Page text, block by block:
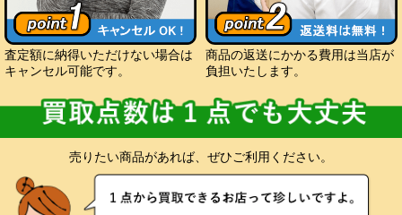
査定額に納得いただけない場合は
キャンセル可能です。
商品の返送にかかる費用は当店が
負担いたします。
売りたい商品があれば、ぜひご利用ください。